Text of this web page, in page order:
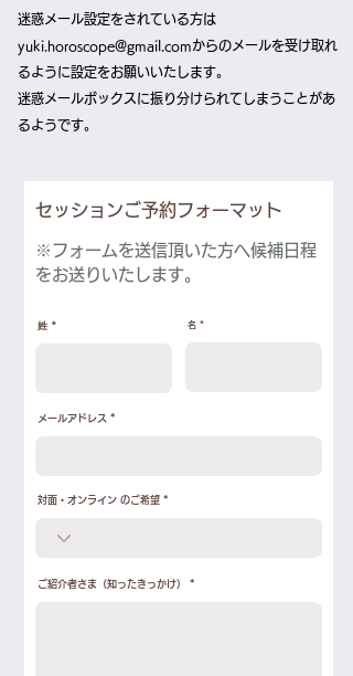
​迷惑メール設定をされている方は
yuki.horoscope@gmail.comからのメールを受け取れ
るように設定をお願いいたします。
​​迷惑メールボックスに振り分けられてしまうことがあ
るようです。
​セッションご予約フォーマット
​※フォームを送信頂いた方へ候補日程
をお送りいたします。
姓 名
メールアドレス
対面・オンライン のご希望
ご紹介者さま（知ったきっかけ）